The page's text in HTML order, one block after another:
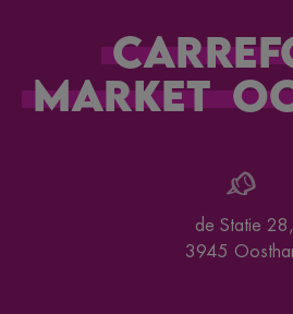
Market
de Statie 28,
3945